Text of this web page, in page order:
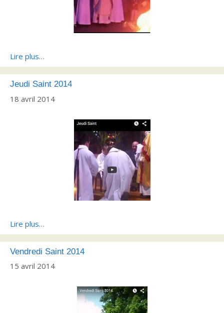
Lire plus…
Jeudi Saint 2014
18 avril 2014
Lire plus…
Vendredi Saint 2014
15 avril 2014